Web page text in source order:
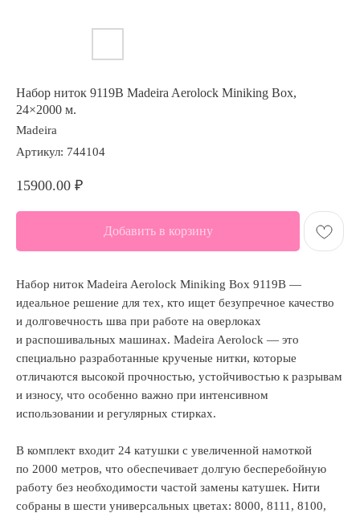
Набор ниток 9119B Madeira Aerolock Miniking Box,
24×2000 м.
Madeira
Артикул: 744104
15900.00 ₽
Добавить в корзину
Набор ниток Madeira Aerolock Miniking Box 9119B —
идеальное решение для тех, кто ищет безупречное качество
и долговечность шва при работе на оверлоках
и распошивальных машинах. Madeira Aerolock — это
специально разработанные крученые нитки, которые
отличаются высокой прочностью, устойчивостью к разрывам
и износу, что особенно важно при интенсивном
использовании и регулярных стирках.
В комплект входит 24 катушки с увеличенной намоткой
по 2000 метров, что обеспечивает долгую бесперебойную
работу без необходимости частой замены катушек. Нити
собраны в шести универсальных цветах: 8000, 8111, 8100,